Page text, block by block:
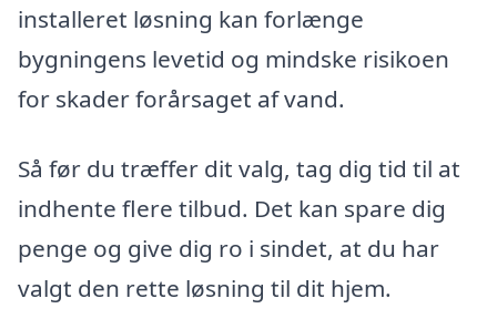
installeret løsning kan forlænge
bygningens levetid og mindske risikoen
for skader forårsaget af vand.
Så før du træffer dit valg, tag dig tid til at
indhente flere tilbud. Det kan spare dig
penge og give dig ro i sindet, at du har
valgt den rette løsning til dit hjem.